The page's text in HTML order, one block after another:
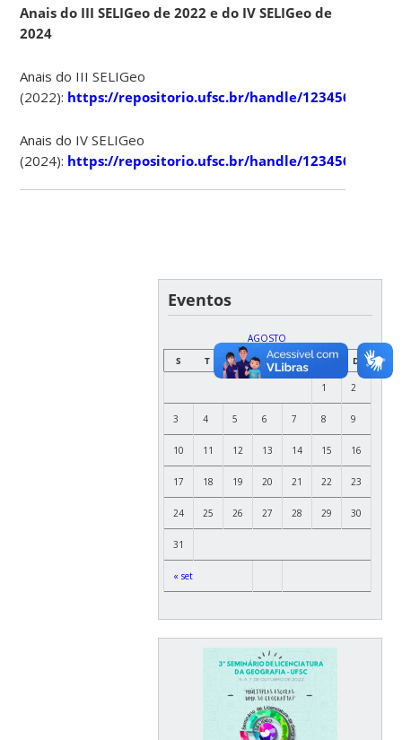
Anais do III SELIGeo de 2022 e do IV SELIGeo de
2024
Anais do III SELIGeo
(2022): https://repositorio.ufsc.br/handle/123456789/
Anais do IV SELIGeo
(2024): https://repositorio.ufsc.br/handle/123456789/
Eventos
AGOSTO
S
T Q Q S S D
« set
1 2
3 4 5 6 7 8 9
10 11 12 13 14 15 16
17 18 19 20 21 22 23
24 25 26 27 28 29 30
31